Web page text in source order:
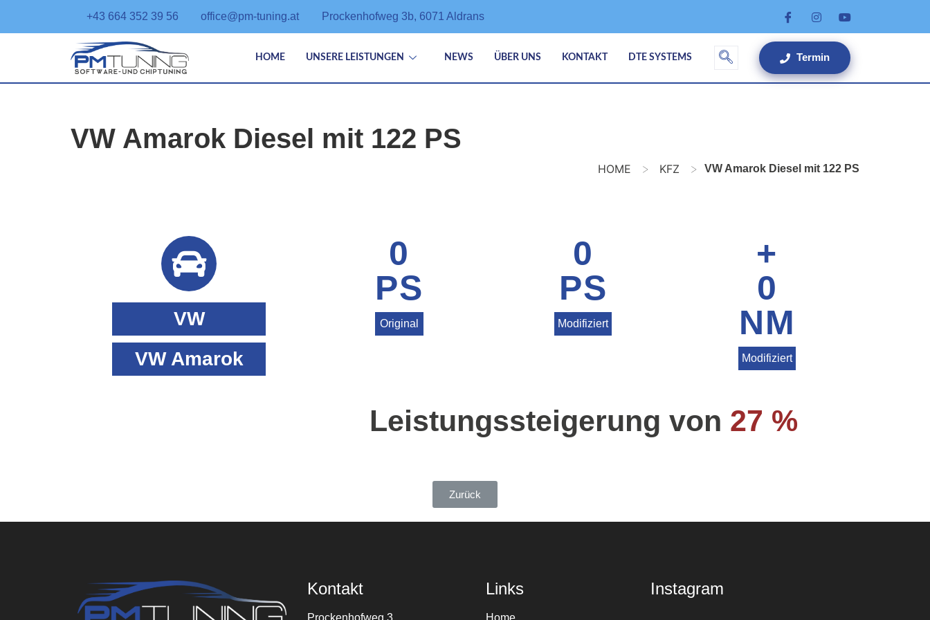
+43 664 352 39 56 office@pm-tuning.at Prockenhofweg 3b, 6071 Aldrans
HOME UNSERE LEISTUNGEN NEWS ÜBER UNS KONTAKT DTE SYSTEMS Termin
VW Amarok Diesel mit 122 PS
HOME > KFZ > VW Amarok Diesel mit 122 PS
VW
VW Amarok
0
PS
Original
0
PS
Modifiziert
+
0
NM
Modifiziert
Leistungssteigerung von 27 %
Zurück
Kontakt
Prockenhofweg 3
Links
Home
Instagram